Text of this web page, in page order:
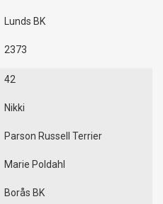
Lunds BK
2373
42
Nikki
Parson Russell Terrier
Marie Poldahl
Borås BK